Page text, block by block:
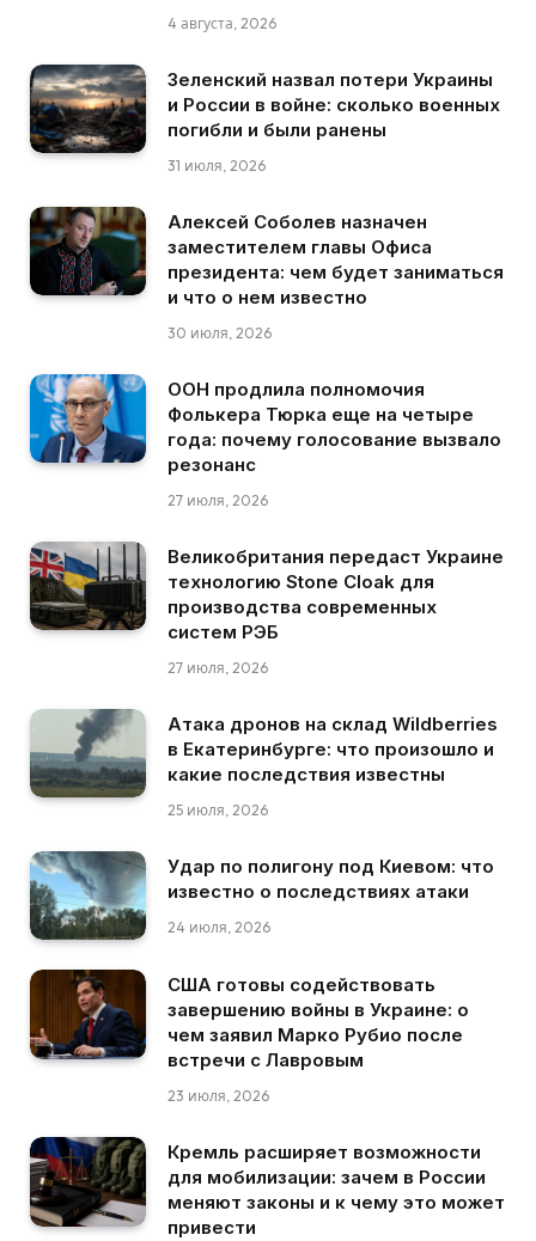
4 августа, 2026
Зеленский назвал потери Украины
и России в войне: сколько военных
погибли и были ранены
31 июля, 2026
Алексей Соболев назначен
заместителем главы Офиса
президента: чем будет заниматься
и что о нем известно
30 июля, 2026
ООН продлила полномочия
Фолькера Тюрка еще на четыре
года: почему голосование вызвало
резонанс
27 июля, 2026
Великобритания передаст Украине
технологию Stone Cloak для
производства современных
систем РЭБ
27 июля, 2026
Атака дронов на склад Wildberries
в Екатеринбурге: что произошло и
какие последствия известны
25 июля, 2026
Удар по полигону под Киевом: что
известно о последствиях атаки
24 июля, 2026
США готовы содействовать
завершению войны в Украине: о
чем заявил Марко Рубио после
встречи с Лавровым
23 июля, 2026
Кремль расширяет возможности
для мобилизации: зачем в России
меняют законы и к чему это может
привести